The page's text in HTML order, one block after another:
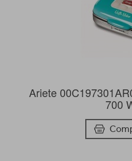
Ariete
700